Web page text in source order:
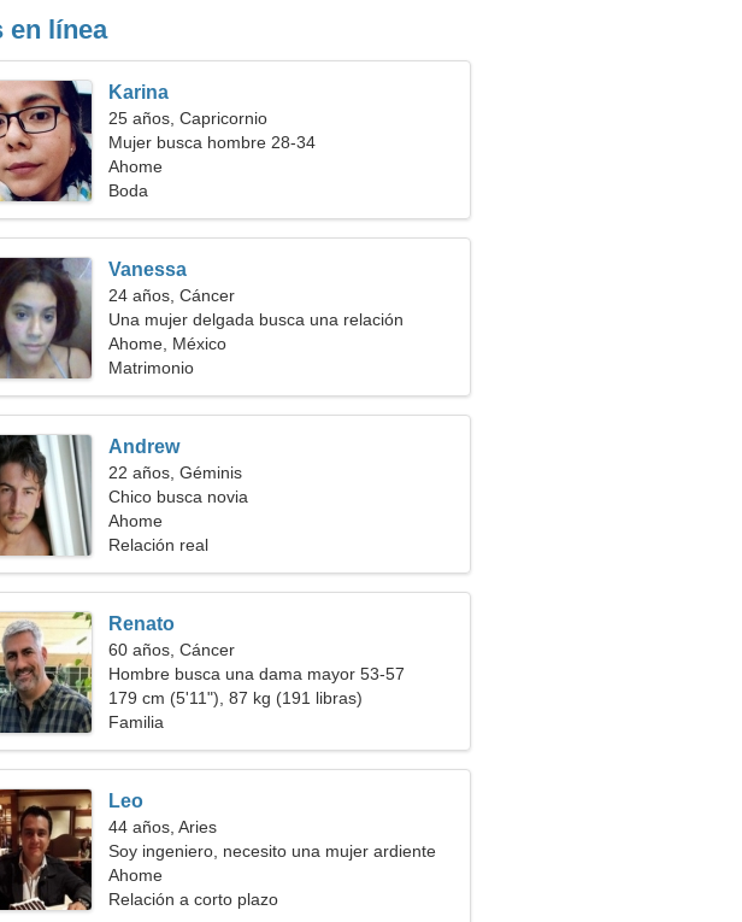
en línea
Karina
25 años, Capricornio
Mujer busca hombre 28-34
Ahome
Boda
Vanessa
24 años, Cáncer
Una mujer delgada busca una relación
amorosa
Ahome, México
Matrimonio
Andrew
22 años, Géminis
Chico busca novia
Ahome
Relación real
Renato
60 años, Cáncer
Hombre busca una dama mayor 53-57
179 cm (5'11"), 87 kg (191 libras)
Familia
Leo
44 años, Aries
Soy ingeniero, necesito una mujer ardiente
Ahome
Relación a corto plazo